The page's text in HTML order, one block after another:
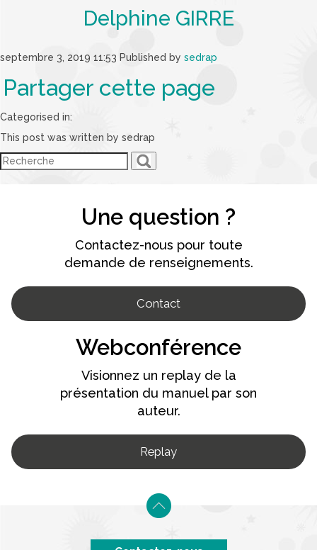
Delphine GIRRE
septembre 3, 2019 11:53 Published by sedrap
Partager cette page
Categorised in:
This post was written by sedrap
Une question ?
Contactez-nous pour toute
demande de renseignements.
Contact
Webconférence
Visionnez un replay de la
présentation du manuel par son
auteur.
Replay